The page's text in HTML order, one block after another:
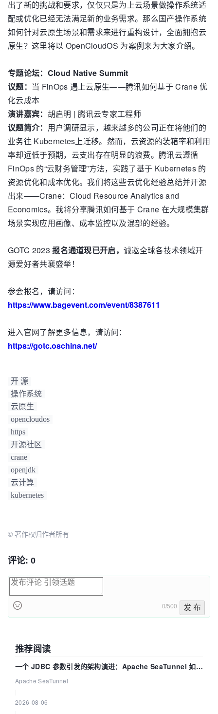
出了新的挑战和要求，仅仅只是为上云场景做操作系统适
配或优化已经无法满足新的业务需求。那么国产操作系统
如何针对云原生场景和需求来进行重构设计，全面拥抱云
原生？这里将以 OpenCloudOS 为案例来为大家介绍。
专题论坛：Cloud Native Summit
议题： 当 FinOps 遇上云原生——腾讯如何基于 Crane 优
化云成本
演讲嘉宾： 胡启明 | 腾讯云专家工程师
议题简介： 用户调研显示，越来越多的公司正在将他们的
业务往 Kubernetes上迁移。然而，云资源的装箱率和利用
率却远低于预期，云支出存在明显的浪费。腾讯云遵循
FinOps 的“云财务管理”方法，实践了基于 Kubernetes 的
资源优化和成本优化。我们将这些云优化经验总结并开源
出来——Crane：Cloud Resource Analytics and
Economics。我将分享腾讯如何基于 Crane 在大规模集群
场景实现应用画像、成本监控以及混部的经验。
GOTC 2023报名通道现已开启，诚邀全球各技术领域开
源爱好者共襄盛举！
参会报名，请访问：
https://www.bagevent.com/event/8387611
进入官网了解更多信息，请访问：
https://gotc.oschina.net/
开 源
操作系统
云原生
opencloudos
https
开源社区
crane
openjdk
云计算
kubernetes
© 著作权归作者所有
评论: 0
0/500 发 布
推荐阅读
一个 JDBC 参数引发的架构演进：Apache SeaTunnel 如何
解决数据同步中的“定时 Flush”难题
Apache SeaTunnel
2026-08-06